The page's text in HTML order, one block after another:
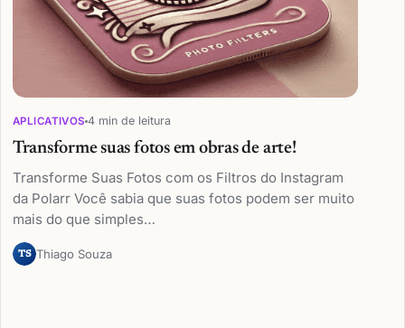
APLICATIVOS 4 min de leitura
Transforme suas fotos em obras de arte!
Transforme Suas Fotos com os Filtros do Instagram
da Polarr Você sabia que suas fotos podem ser muito
mais do que simples…
TS Thiago Souza